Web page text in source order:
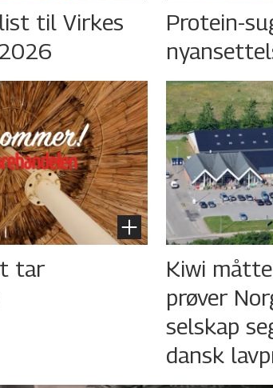
til Virkes
tar
Protein-
Kiwi
prøver
selskap
dansk